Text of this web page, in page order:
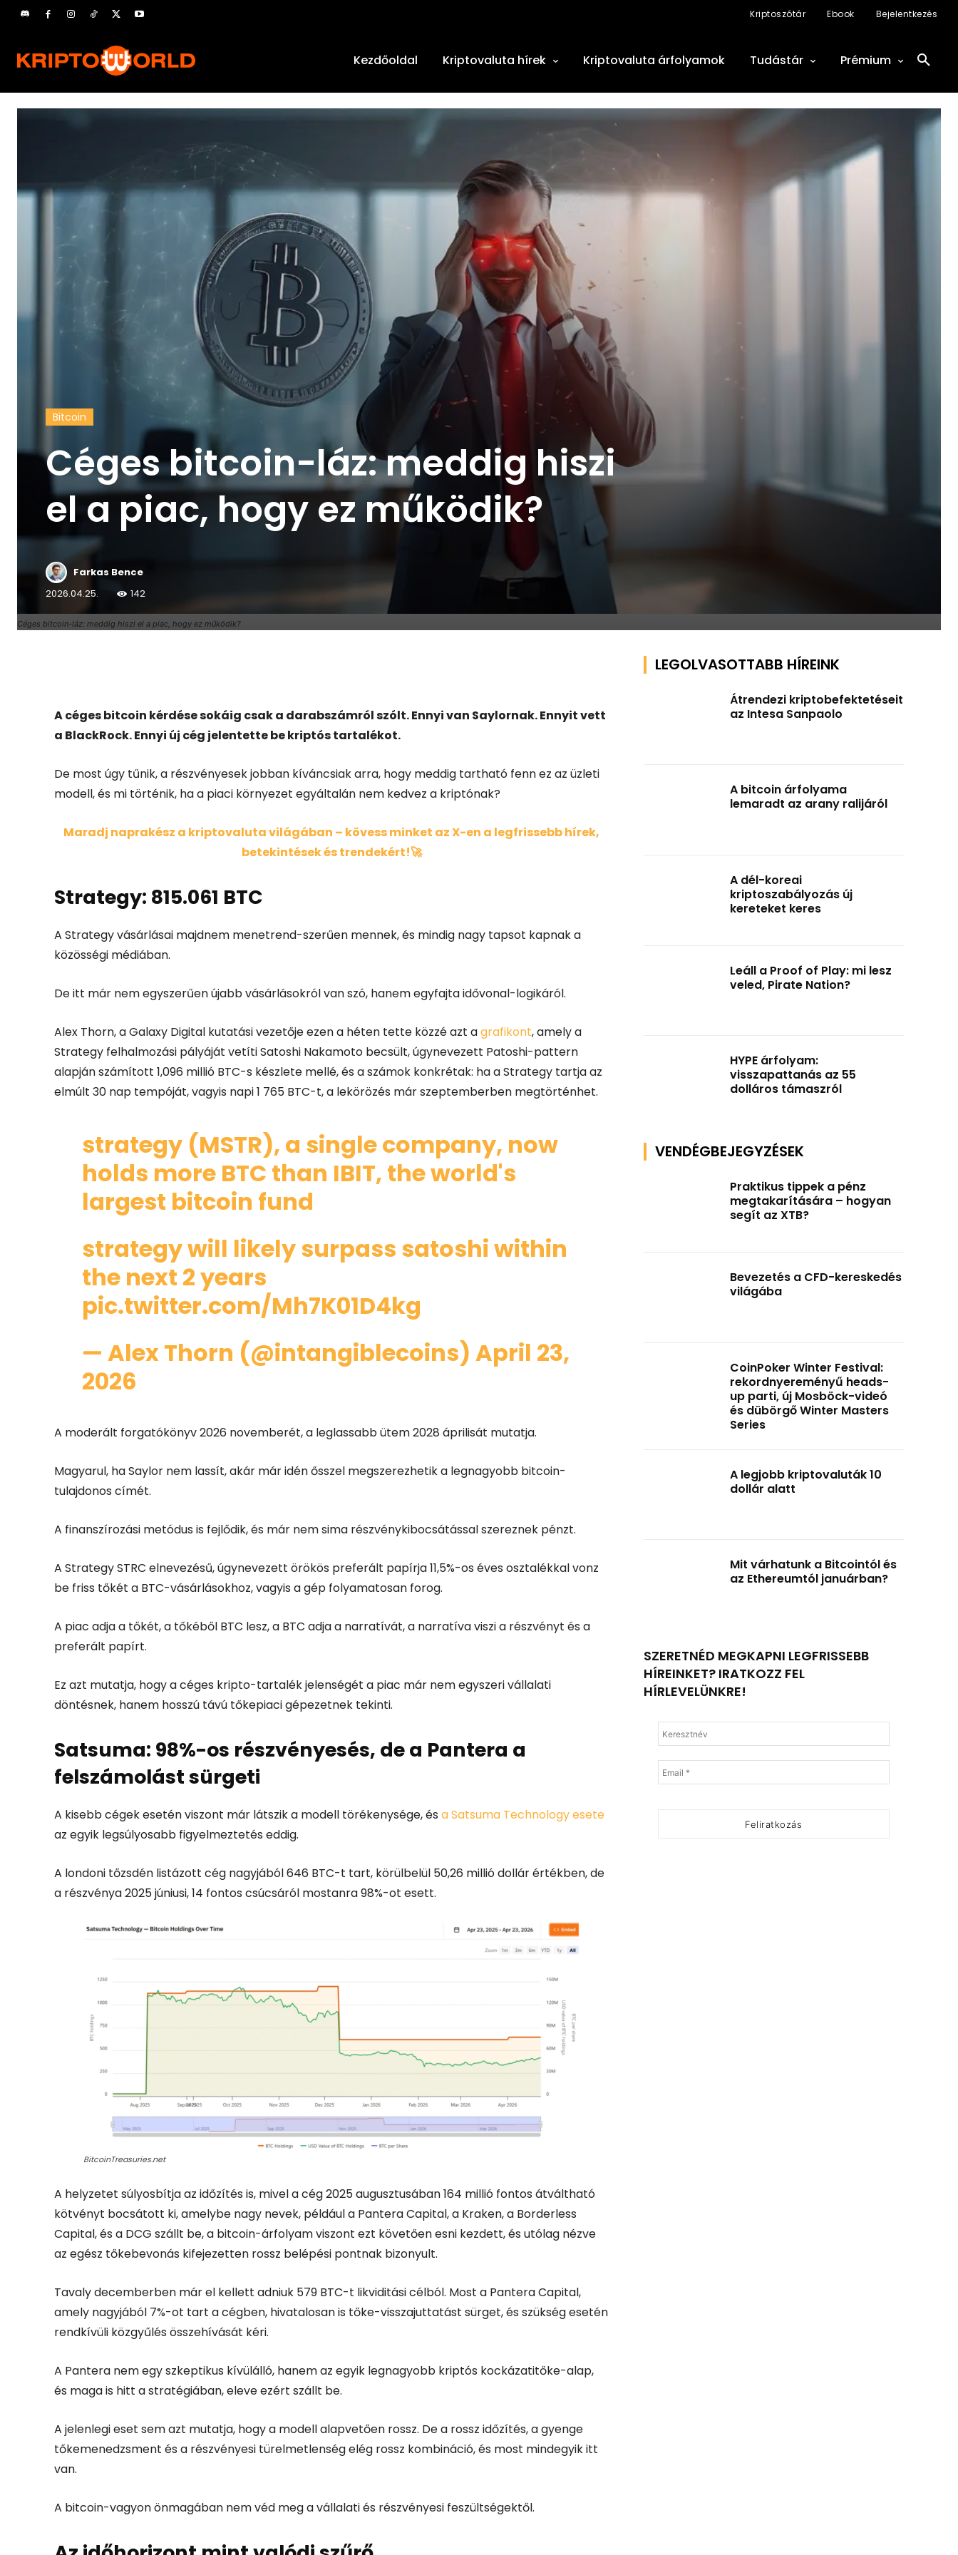
Kriptoszótár Ebook Bejelentkezés
Kezdőoldal Kriptovaluta hírek Kriptovaluta árfolyamok Tudástár Prémium
Céges bitcoin-láz: meddig hiszi el a piac, hogy ez működik?
Bitcoin
Céges bitcoin-láz: meddig hiszi
el a piac, hogy ez működik?
Farkas Bence
2026.04.25.
142
A céges bitcoin kérdése sokáig csak a darabszámról szólt. Ennyi van Saylornak. Ennyit vett
a BlackRock. Ennyi új cég jelentette be kriptós tartalékot.
De most úgy tűnik, a részvényesek jobban kíváncsiak arra, hogy meddig tartható fenn ez az üzleti
modell, és mi történik, ha a piaci környezet egyáltalán nem kedvez a kriptónak?
Maradj naprakész a kriptovaluta világában – kövess minket az X-en a legfrissebb hírek,
betekintések és trendekért!🚀
Strategy: 815.061 BTC
A Strategy vásárlásai majdnem menetrend-szerűen mennek, és mindig nagy tapsot kapnak a
közösségi médiában.
De itt már nem egyszerűen újabb vásárlásokról van szó, hanem egyfajta idővonal-logikáról.
Alex Thorn, a Galaxy Digital kutatási vezetője ezen a héten tette közzé azt agrafikont, amely a
Strategy felhalmozási pályáját vetíti Satoshi Nakamoto becsült, úgynevezett Patoshi-pattern
alapján számított 1,096 millió BTC-s készlete mellé, és a számok konkrétak: ha a Strategy tartja az
elmúlt 30 nap tempóját, vagyis napi 1 765 BTC-t, a lekörözés már szeptemberben megtörténhet.
strategy (MSTR), a single company, now
holds more BTC than IBIT, the world's
largest bitcoin fund
strategy will likely surpass satoshi within
the next 2 years
pic.twitter.com/Mh7K01D4kg
— Alex Thorn (@intangiblecoins) April 23,
2026
A moderált forgatókönyv 2026 novemberét, a leglassabb ütem 2028 áprilisát mutatja.
Magyarul, ha Saylor nem lassít, akár már idén ősszel megszerezhetik a legnagyobb bitcoin-
tulajdonos címét.
A finanszírozási metódus is fejlődik, és már nem sima részvénykibocsátással szereznek pénzt.
A Strategy STRC elnevezésű, úgynevezett örökös preferált papírja 11,5%-os éves osztalékkal vonz
be friss tőkét a BTC-vásárlásokhoz, vagyis a gép folyamatosan forog.
A piac adja a tőkét, a tőkéből BTC lesz, a BTC adja a narratívát, a narratíva viszi a részvényt és a
preferált papírt.
Ez azt mutatja, hogy a céges kripto-tartalék jelenségét a piac már nem egyszeri vállalati
döntésnek, hanem hosszú távú tőkepiaci gépezetnek tekinti.
Satsuma: 98%-os részvényesés, de a Pantera a
felszámolást sürgeti
A kisebb cégek esetén viszont már látszik a modell törékenysége, és a Satsuma Technology esete
az egyik legsúlyosabb figyelmeztetés eddig.
A londoni tőzsdén listázott cég nagyjából 646 BTC-t tart, körülbelül 50,26 millió dollár értékben, de
a részvénya 2025 júniusi, 14 fontos csúcsáról mostanra 98%-ot esett.
BitcoinTreasuries.net
A helyzetet súlyosbítja az időzítés is, mivel a cég 2025 augusztusában 164 millió fontos átváltható
kötvényt bocsátott ki, amelybe nagy nevek, például a Pantera Capital, a Kraken, a Borderless
Capital, és a DCG szállt be, a bitcoin-árfolyam viszont ezt követően esni kezdett, és utólag nézve
az egész tőkebevonás kifejezetten rossz belépési pontnak bizonyult.
Tavaly decemberben már el kellett adniuk 579 BTC-t likviditási célból. Most a Pantera Capital,
amely nagyjából 7%-ot tart a cégben, hivatalosan is tőke-visszajuttatást sürget, és szükség esetén
rendkívüli közgyűlés összehívását kéri.
A Pantera nem egy szkeptikus kívülálló, hanem az egyik legnagyobb kriptós kockázatitőke-alap,
és maga is hitt a stratégiában, eleve ezért szállt be.
A jelenlegi eset sem azt mutatja, hogy a modell alapvetően rossz. De a rossz időzítés, a gyenge
tőkemenedzsment és a részvényesi türelmetlenség elég rossz kombináció, és most mindegyik itt
van.
A bitcoin-vagyon önmagában nem véd meg a vállalati és részvényesi feszültségektől.
LEGOLVASOTTABB HÍREINK
Átrendezi kriptobefektetéseit
az Intesa Sanpaolo
A bitcoin árfolyama
lemaradt az arany ralijáról
A dél-koreai
kriptoszabályozás új
kereteket keres
Leáll a Proof of Play: mi lesz
veled, Pirate Nation?
HYPE árfolyam:
visszapattanás az 55
dolláros támaszról
VENDÉGBEJEGYZÉSEK
Praktikus tippek a pénz
megtakarítására – hogyan
segít az XTB?
Bevezetés a CFD-kereskedés
világába
CoinPoker Winter Festival:
rekordnyereményű heads-
up parti, új Mosböck-videó
és dübörgő Winter Masters
Series
A legjobb kriptovaluták 10
dollár alatt
Mit várhatunk a Bitcointól és
az Ethereumtól januárban?
SZERETNÉD MEGKAPNI LEGFRISSEBB
HÍREINKET? IRATKOZZ FEL
HÍRLEVELÜNKRE!